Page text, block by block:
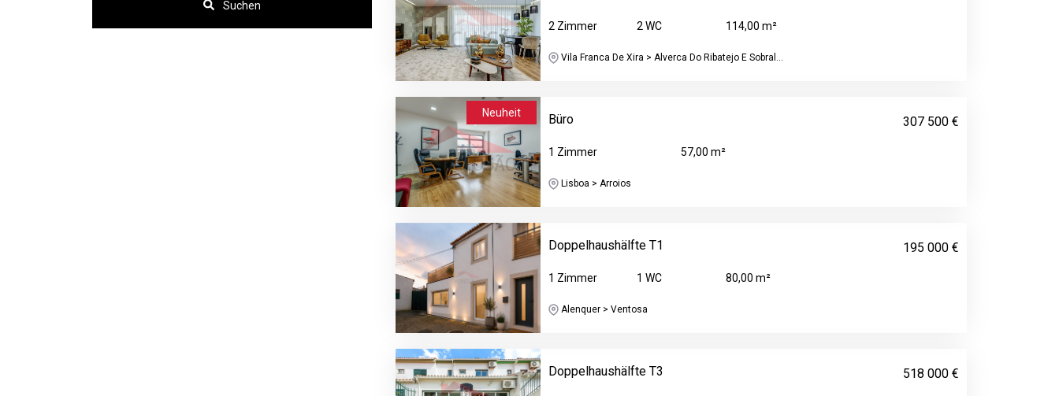
Suchen
2 Zimmer 2 WC 114,00 m²
Vila Franca De Xira > Alverca Do Ribatejo E Sobral...
Neuheit Büro 307 500 €
1 Zimmer 57,00 m²
Lisboa > Arroios
Doppelhaushälfte T1 195 000 €
1 Zimmer 1 WC 80,00 m²
Alenquer > Ventosa
Doppelhaushälfte T3 518 000 €